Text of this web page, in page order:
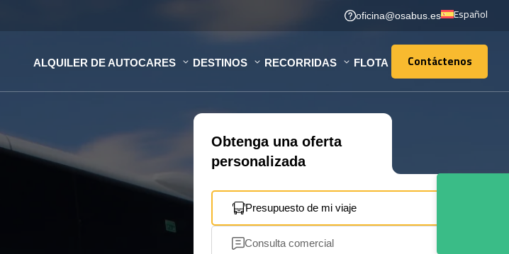
oficina@osabus.es Español
ALQUILER DE AUTOCARES DESTINOS RECORRIDAS FLOTA Contáctenos
Contáctenos
Obtenga una oferta
personalizada
Presupuesto de mi viaje
Consulta comercial